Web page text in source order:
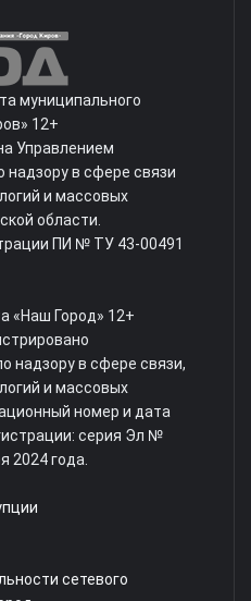
муниципального
12+
Управлением
в сфере связи
и массовых
области.
ПИ № ТУ 43-00491
«Наш Город» 12+
надзору в сфере связи,
и массовых
номер и дата
серия Эл №
2024 года.
сетевого